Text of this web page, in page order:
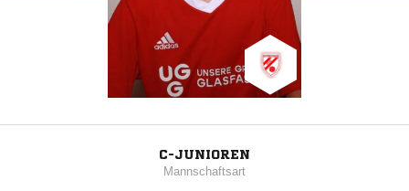
C-JUNIOREN
Mannschaftsart